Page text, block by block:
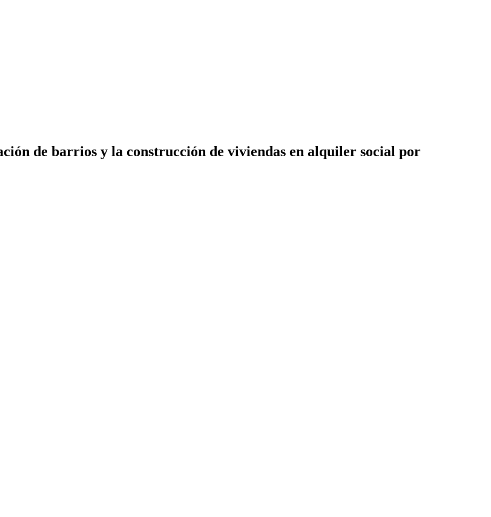
de barrios y la construcción de viviendas en alquiler social por